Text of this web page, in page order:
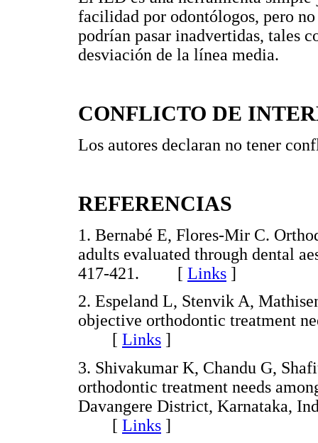
facilidad por odontólogos, pero
podrían pasar inadvertidas, tales
desviación de la línea media.
CONFLICTO DE
Los autores declaran no tener
REFERENCIAS
1. Bernabé E, Flores-Mir C.
adults evaluated through dental
417-421. [ Links ]
2. Espeland L, Stenvik A,
objective orthodontic treatment
[ Links ]
3. Shivakumar K, Chandu G,
orthodontic treatment needs
Davangere District, Karnataka,
[ Links ]